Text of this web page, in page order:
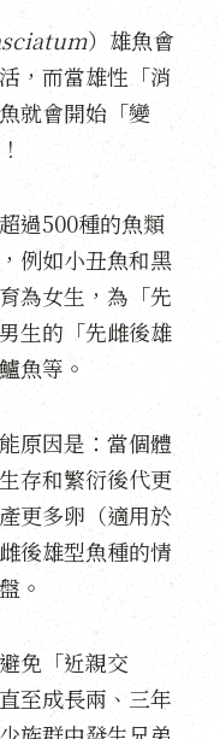
）雄魚會
，而當雄性「消
就會開始「變
過500種的魚類
例如小丑魚和黑
為女生，為「先
生的「先雌後雄
魚等。
原因是：當個體
存和繁衍後代更
更多卵（適用於
後雄型魚種的情
。
免「近親交
至成長兩、三年